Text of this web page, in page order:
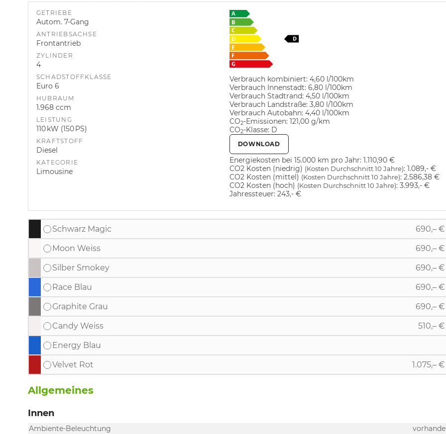
GETRIEBE
Autom. 7-Gang
ANTRIEBSACHSE
Frontantrieb
ZYLINDER
4
SCHADSTOFFKLASSE
Euro 6
HUBRAUM
1.968 ccm
LEISTUNG
110 kW (150 PS)
KRAFTSTOFF
Diesel
KATEGORIE
Limousine
Verbrauch kombiniert: 4,60 l/100km
Verbrauch Innenstadt: 6,80 l/100km
Verbrauch Stadtrand: 4,50 l/100km
Verbrauch Landstraße: 3,80 l/100km
Verbrauch Autobahn: 4,40 l/100km
CO2-Emissionen: 121,00 g/km
CO2-Klasse: D
DOWNLOAD
Energiekosten bei 15.000 km pro Jahr: 1.110,90 €
CO2 Kosten (niedrig) (Kosten Durchschnitt 10 Jahre): 1.089,- €
CO2 Kosten (mittel) (Kosten Durchschnitt 10 Jahre): 2.586,38 €
CO2 Kosten (hoch) (Kosten Durchschnitt 10 Jahre): 3.993,- €
Jahressteuer: 243,- €
Schwarz Magic 690,– €
Moon Weiss 690,– €
Silber Smokey 690,– €
Race Blau 690,– €
Graphite Grau 690,– €
Candy Weiss 510,– €
Energy Blau
Velvet Rot 1.075,– €
Allgemeines
Innen
Ambiente-Beleuchtung